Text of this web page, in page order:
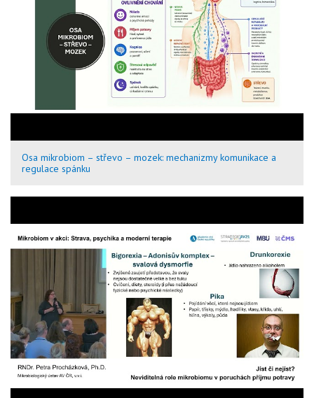
Osa mikrobiom – střevo – mozek: mechanizmy komunikace a
regulace spánku